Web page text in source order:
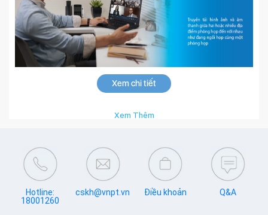
Xem chi tiết
Xem Thêm
Hotline:
18001260
cskh@vnpt.vn Điều khoản Q&A